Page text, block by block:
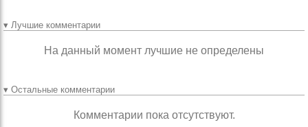
▾ Лучшие комментарии
На данный момент лучшие не определены
▾ Остальные комментарии
Комментарии пока отсутствуют.